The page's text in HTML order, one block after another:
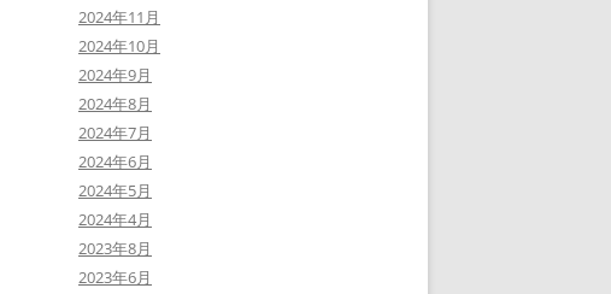
2024年11月
2024年10月
2024年9月
2024年8月
2024年7月
2024年6月
2024年5月
2024年4月
2023年8月
2023年6月